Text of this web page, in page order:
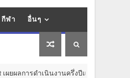
กีฬา อื่นๆ
ารดำเนินงานครึ่งปีแรก 2569 ยังคงรักษา